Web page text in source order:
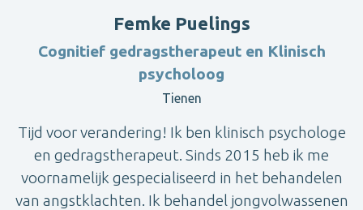
Femke Puelings
Cognitief gedragstherapeut en Klinisch
psycholoog
Tienen
Tijd voor verandering! Ik ben klinisch psychologe
en gedragstherapeut. Sinds 2015 heb ik me
voornamelijk gespecialiseerd in het behandelen
van angstklachten. Ik behandel jongvolwassenen